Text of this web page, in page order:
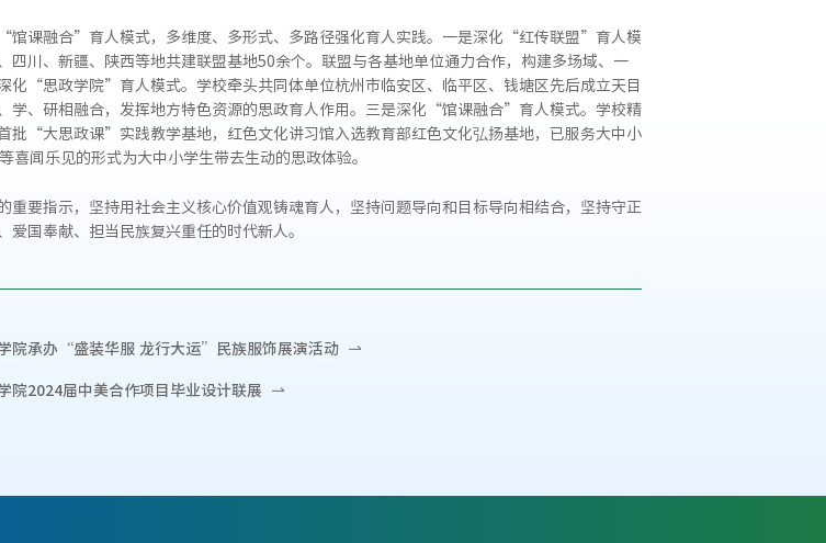
课融合”育人模式，多维度、多形式、多路径强化育人实践。一是深化“红传联盟”育人模
川、新疆、陕西等地共建联盟基地50余个。联盟与各基地单位通力合作，构建多场域、一
化“思政学院”育人模式。学校牵头共同体单位杭州市临安区、临平区、钱塘区先后成立天目
学、研相融合，发挥地方特色资源的思政育人作用。三是深化“馆课融合”育人模式。学校精
批“大思政课”实践教学基地，红色文化讲习馆入选教育部红色文化弘扬基地，已服务大中小
闻乐见的形式为大中小学生带去生动的思政体验。
要指示，坚持用社会主义核心价值观铸魂育人，坚持问题导向和目标导向相结合，坚持守正
国奉献、担当民族复兴重任的时代新人。
院承办“盛装华服 龙行大运”民族服饰展演活动
院2024届中美合作项目毕业设计联展